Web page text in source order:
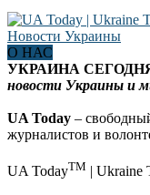
О НАС
УКРАИНА
новости Украины и
UA Today –
журналистов и
UA TodayTM | Ukraine